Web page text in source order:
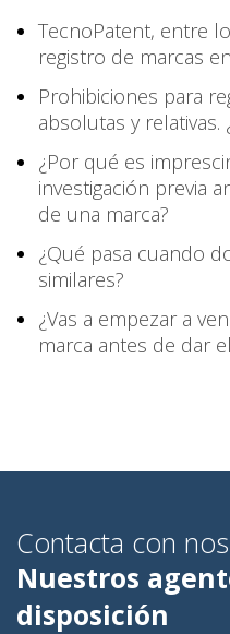
TecnoPatent, entre
registro de marcas
Prohibiciones para
absolutas y relativas.
¿Por qué es
investigación previa
de una marca?
¿Qué pasa cuando
similares?
¿Vas a empezar a
marca antes de dar
Contacta con
Nuestros
disposición